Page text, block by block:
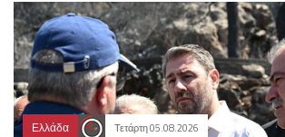
Ελλάδα Τετάρτη 05.08.2026